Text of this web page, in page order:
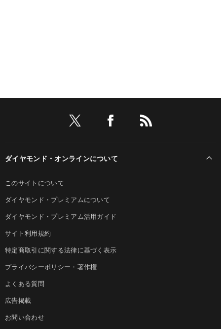
ダイヤモンド・オンラインについて
このサイトについて
ダイヤモンド・プレミアムについて
ダイヤモンド・プレミアム活用ガイド
サイト利用規約
特定商取引に関する法律に基づく表示
プライバシーポリシー・著作権
よくある質問
広告掲載
お問い合わせ